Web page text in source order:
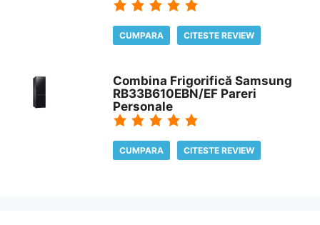
CUMPARA CITESTE REVIEW
Combina Frigorifică Samsung
RB33B610EBN/EF Pareri
Personale
CUMPARA CITESTE REVIEW